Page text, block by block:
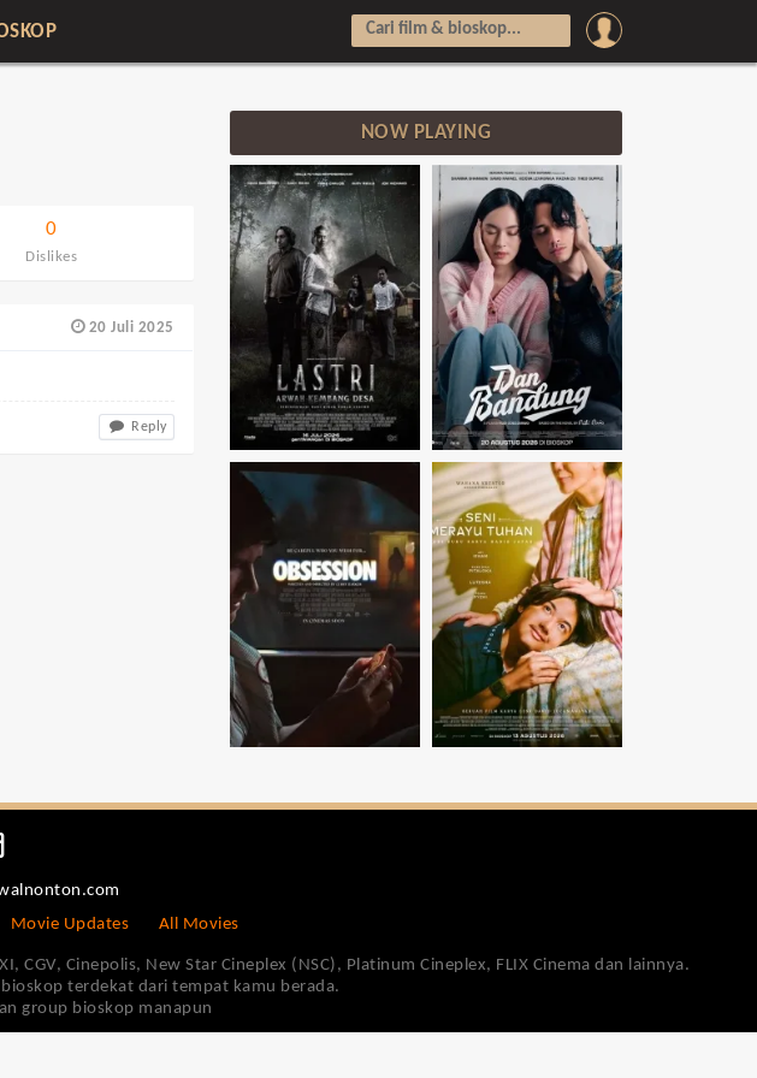
0
Dislikes
20 Juli 2025
Reply
NOW PLAYING
Movie Updates All Movies
Cinepolis, New Star Cineplex (NSC), Platinum Cineplex, FLIX Cinema dan lainnya.
terdekat dari tempat kamu berada.
group bioskop manapun